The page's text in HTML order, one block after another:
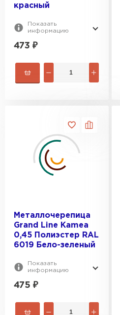
красный
Показать
информацию
473 ₽
Металлочерепица
Grand Line Kamea
0,45 Полиэстер RAL
6019 Бело-зеленый
Показать
информацию
475 ₽